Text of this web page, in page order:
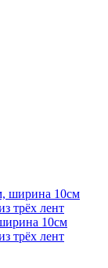
10см
трёх лент